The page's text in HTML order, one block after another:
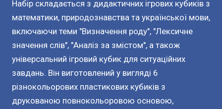
Набір складається з дидактичних ігрових кубиків з
математики, природознавства та української мови,
включаючи теми "Визначення роду", "Лексичне
значення слів", "Аналіз за змістом", а також
універсальний ігровий кубик для ситуаційних
завдань. Він виготовлений у вигляді 6
різнокольорових пластикових кубиків з
друкованою повнокольоровою основою,